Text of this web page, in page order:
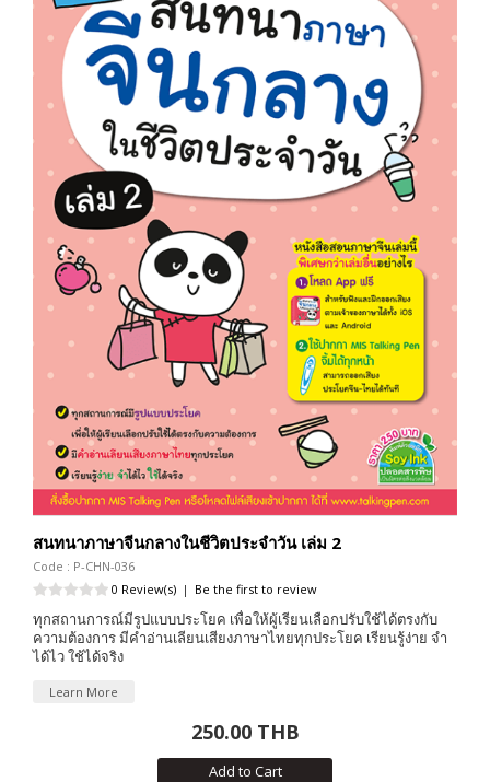
สนทนาภาษาจีนกลางในชีวิตประจำวัน เล่ม 2
Code : P-CHN-036
0 Review(s) | Be the first to review
ทุกสถานการณ์มีรูปแบบประโยค เพื่อให้ผู้เรียนเลือกปรับใช้ได้ตรงกับ
ความต้องการ มีคำอ่านเลียนเสียงภาษาไทยทุกประโยค เรียนรู้ง่าย จำ
ได้ไว ใช้ได้จริง
Learn More
250.00 THB
Add to Cart